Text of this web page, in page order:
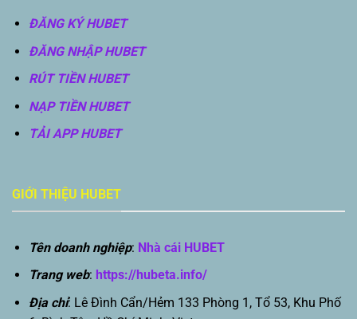
ĐĂNG KÝ HUBET
ĐĂNG NHẬP HUBET
RÚT TIỀN HUBET
NẠP TIỀN HUBET
TẢI APP HUBET
GIỚI THIỆU HUBET
Tên doanh nghiệp: Nhà cái HUBET
Trang web: https://hubeta.info/
Địa chỉ: Lê Đình Cẩn/Hẻm 133 Phòng 1, Tổ 53, Khu Phố